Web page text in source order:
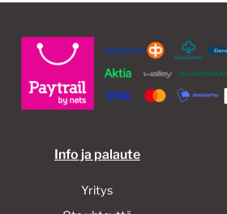
Info ja palaute
Yritys